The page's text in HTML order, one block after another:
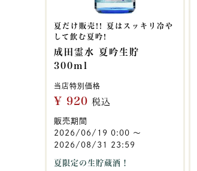
夏だけ販売!! 夏はスッキリ冷や
して飲む夏吟!
成田霊水 夏吟生貯
300ml
当店特別価格
¥ 920 税込
販売期間
2026/06/19 0:00 〜
2026/08/31 23:59
夏限定の生貯蔵酒！